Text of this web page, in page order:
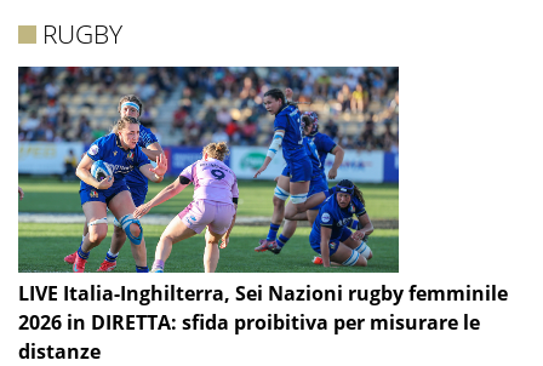
RUGBY
LIVE Italia-Inghilterra, Sei Nazioni rugby femminile
2026 in DIRETTA: sfida proibitiva per misurare le
distanze